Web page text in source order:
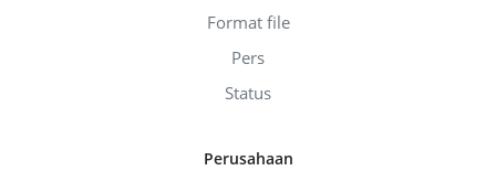
Format file
Pers
Status
Perusahaan